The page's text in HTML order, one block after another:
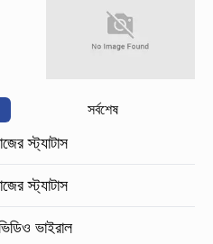
সর্বশেষ
স্ট্যাটাস
স্ট্যাটাস
ভাইরাল